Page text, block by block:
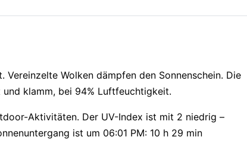
Wolken dämpfen den Sonnenschein. Die
klamm, bei 94% Luftfeuchtigkeit.
Aktivitäten. Der UV-Index ist mit 2 niedrig –
ist um 06:01 PM: 10 h 29 min